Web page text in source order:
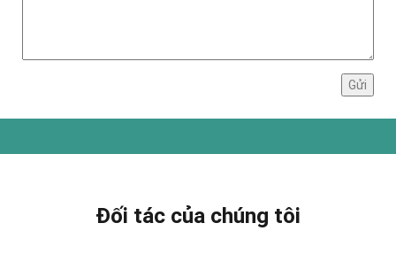
Đối tác của chúng tôi